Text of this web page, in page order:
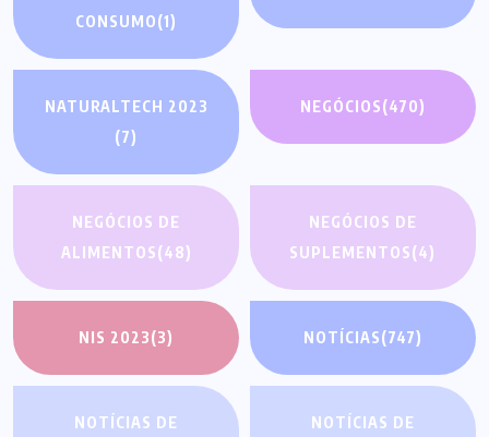
CONSUMO(1)
NATURALTECH 2023
(7)
NEGÓCIOS(470)
NEGÓCIOS DE
ALIMENTOS(48)
NEGÓCIOS DE
SUPLEMENTOS(4)
NIS 2023(3) NOTÍCIAS(747)
NOTÍCIAS DE
NOTÍCIAS DE